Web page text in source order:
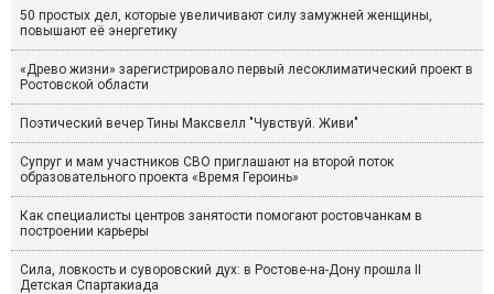
50 простых дел, которые увеличивают силу замужней женщины,
повышают её энергетику
«Древо жизни» зарегистрировало первый лесоклиматический проект в
Ростовской области
Поэтический вечер Тины Максвелл "Чувствуй. Живи"
Супруг и мам участников СВО приглашают на второй поток
образовательного проекта «Время Героинь»
Как специалисты центров занятости помогают ростовчанкам в
построении карьеры
Сила, ловкость и суворовский дух: в Ростове-на-Дону прошла II
Детская Спартакиада